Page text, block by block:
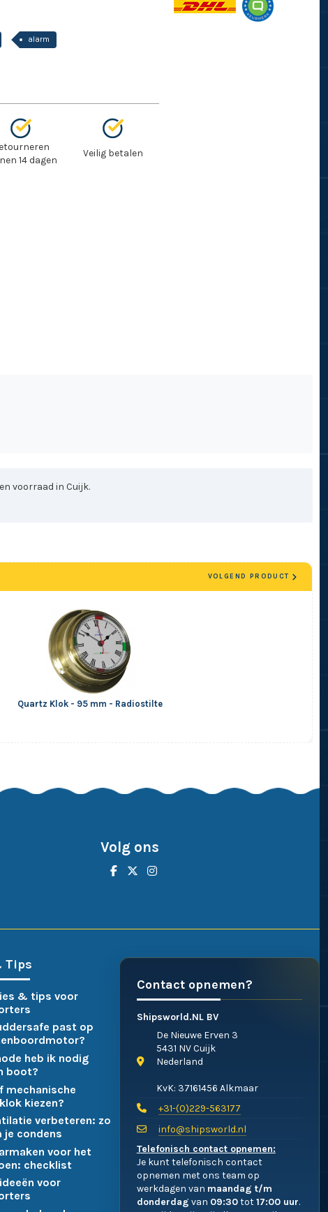
alarm
14 dagen
Veilig betalen
voorraad in Cuijk.
Quartz Klok - 95 mm - Radiostilte
VOLGEND PRODUCT
Volg ons
Tips
& tips voor
past op
heb ik nodig
boot?
mechanische
kiezen?
verbeteren: zo
je condens
voor het
checklist
voor
Contact opnemen?
Shipsworld.NL BV
De Nieuwe Erven 3
5431 NV Cuijk
Nederland
KvK: 37161456 Alkmaar
+31-(0)229-563177
info@shipsworld.nl
Telefonisch contact opnemen:
Je kunt telefonisch contact
opnemen met ons team op
werkdagen van maandag t/m
donderdag van 09:30tot17:00 uur.